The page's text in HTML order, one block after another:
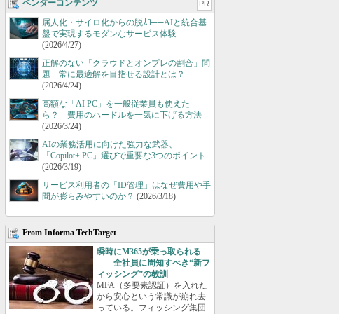
ベンダーコンテンツ PR
属人化・サイロ化からの脱却──AIと統合基
盤で実現するモダンなサービス体験
(2026/4/27)
正解のない「クラウドとオンプレの割合」問
題 常に最適解を目指せる設計とは？
(2026/4/24)
高額な「AI PC」を一般従業員も使えた
ら？ 費用のハードルを一気に下げる方法
(2026/3/24)
AIの業務活用に向けた強力な武器、
「Copilot+ PC」選びで重要な3つのポイント
(2026/3/19)
サービス利用者の「ID管理」はなぜ費用や手
間が膨らみやすいのか？ (2026/3/18)
From Informa TechTarget
瞬時にM365が乗っ取られる
――全社員に周知すべき“新フ
ィッシング”の教訓
MFA（多要素認証）を入れた
から安心という常識が崩れ去
っている。フィッシング集団